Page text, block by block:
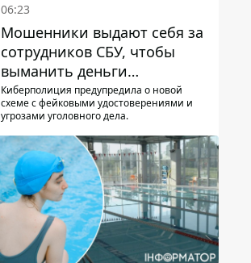
06:23
Мошенники выдают себя за
сотрудников СБУ, чтобы
выманить деньги
украинцев
Киберполиция предупредила о новой
схеме с фейковыми удостоверениями и
угрозами уголовного дела.